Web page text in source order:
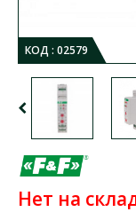
КОД : 02579
Нет на